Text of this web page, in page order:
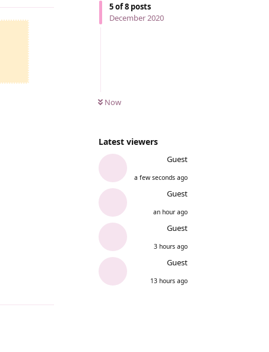
5of8 posts
December 2020
Now
Latest viewers
Guest
a few seconds ago
Guest
an hour ago
Guest
3 hours ago
Guest
13 hours ago